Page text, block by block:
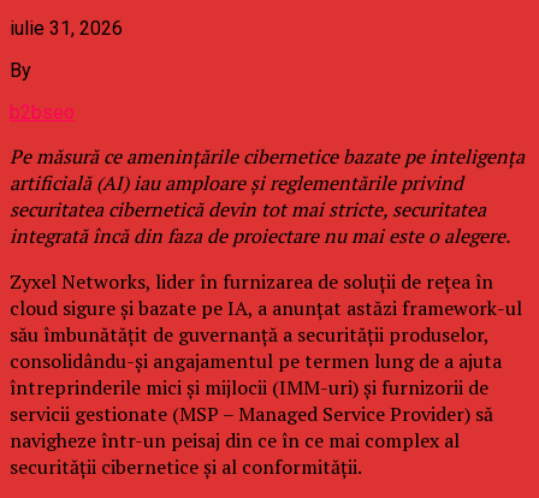
iulie 31, 2026
By
b2bseo
Pe măsură ce amenințările cibernetice bazate pe inteligența
artificială (AI) iau amploare și reglementările privind
securitatea cibernetică devin tot mai stricte, securitatea
integrată încă din faza de proiectare nu mai este o alegere.
Zyxel Networks, lider în furnizarea de soluții de rețea în
cloud sigure și bazate pe IA, a anunțat astăzi framework-ul
său îmbunătățit de guvernanță a securității produselor,
consolidându-și angajamentul pe termen lung de a ajuta
întreprinderile mici și mijlocii (IMM-uri) și furnizorii de
servicii gestionate (MSP – Managed Service Provider) să
navigheze într-un peisaj din ce în ce mai complex al
securității cibernetice și al conformității.